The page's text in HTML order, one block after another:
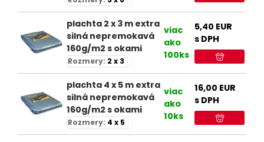
plachta 2 x 3 m extra
silná nepremokavá
160g/m2 s okami
Rozmery: 2 x 3
viac
ako
100ks
5,40 EUR
s DPH
plachta 4 x 5 m extra
silná nepremokavá
160g/m2 s okami
Rozmery: 4 x 5
viac
ako
10ks
16,00 EUR
s DPH